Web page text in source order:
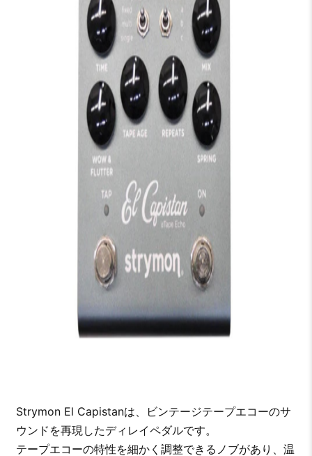
Strymon El Capistanは、ビンテージテープエコーのサ
ウンドを再現したディレイペダルです。
テープエコーの特性を細かく調整できるノブがあり、温